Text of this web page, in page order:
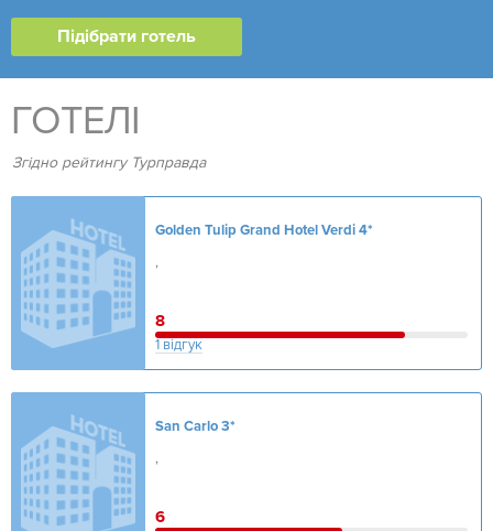
ГОТЕЛІ
Згідно рейтингу Турправда
Golden Tulip Grand Hotel Verdi4*
,
8
1 відгук
San Carlo3*
,
6